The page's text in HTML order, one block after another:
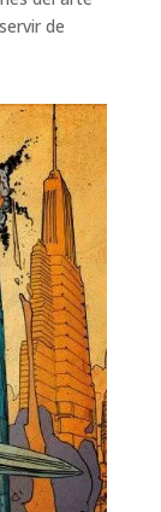
de